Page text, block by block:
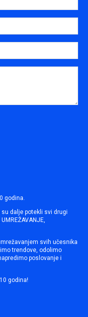
godina.
dalje potekli svi drugi
svih učesnika
trendove, odolimo
poslovanje i
godina!